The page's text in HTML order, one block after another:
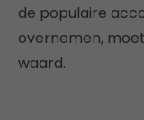
de populaire
overnemen,
waard.